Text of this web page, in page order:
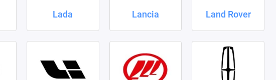
Lada Lancia Land Rover